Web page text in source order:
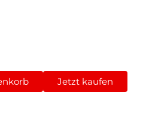
Jetzt kaufen